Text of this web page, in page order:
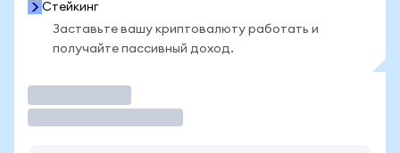
Стейкинг
Заставьте вашу криптовалюту работать и
получайте пассивный доход.